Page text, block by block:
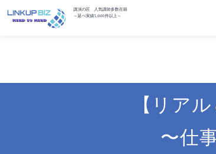
講演の匠 人気講師多数在籍
～延べ実績5,000件以上～
【リア
〜仕